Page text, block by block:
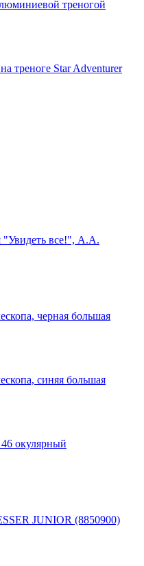
треногой
треноге Star Adventurer
"Увидеть все!", А.А.
черная большая
синяя большая
окулярный
JUNIOR (8850900)